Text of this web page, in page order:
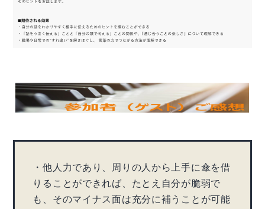
・他人力であり、周りの人から上手に傘を借
りることができれば、たとえ自分が脆弱で
も、そのマイナス面は充分に補うことが可能